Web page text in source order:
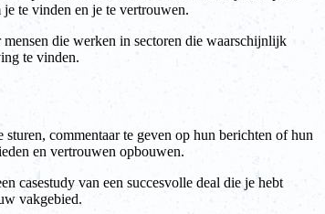
te vinden en je te vertrouwen.
die werken in sectoren die waarschijnlijk
te vinden.
commentaar te geven op hun berichten of hun
en vertrouwen opbouwen.
casestudy van een succesvolle deal die je hebt
vakgebied.